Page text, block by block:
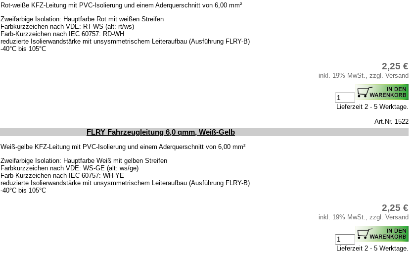
Rot-weiße KFZ-Leitung mit PVC-Isolierung und einem Aderquerschnitt von 6,00 mm²
Zweifarbige Isolation: Hauptfarbe Rot mit weißen Streifen
Farbkurzzeichen nach VDE: RT-WS (alt: rt/ws)
Farb-Kurzzeichen nach IEC 60757: RD-WH
reduzierte Isolierwandstärke mit unsysmmetrischem Leiteraufbau (Ausführung FLRY-B)
-40°C bis 105°C
2,25 €
inkl. 19% MwSt., zzgl. Versand
Lieferzeit 2 - 5 Werktage.
Art.Nr. 1522
FLRY Fahrzeugleitung 6,0 qmm, Weiß-Gelb
Weiß-gelbe KFZ-Leitung mit PVC-Isolierung und einem Aderquerschnitt von 6,00 mm²
Zweifarbige Isolation: Hauptfarbe Weiß mit gelben Streifen
Farbkurzzeichen nach VDE: WS-GE (alt: ws/ge)
Farb-Kurzzeichen nach IEC 60757: WH-YE
reduzierte Isolierwandstärke mit unsysmmetrischem Leiteraufbau (Ausführung FLRY-B)
-40°C bis 105°C
2,25 €
inkl. 19% MwSt., zzgl. Versand
Lieferzeit 2 - 5 Werktage.